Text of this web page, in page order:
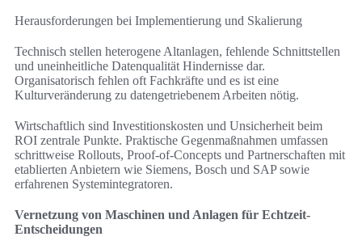
Herausforderungen bei Implementierung und Skalierung
Technisch stellen heterogene Altanlagen, fehlende Schnittstellen
und uneinheitliche Datenqualität Hindernisse dar.
Organisatorisch fehlen oft Fachkräfte und es ist eine
Kulturveränderung zu datengetriebenem Arbeiten nötig.
Wirtschaftlich sind Investitionskosten und Unsicherheit beim
ROI zentrale Punkte. Praktische Gegenmaßnahmen umfassen
schrittweise Rollouts, Proof-of-Concepts und Partnerschaften mit
etablierten Anbietern wie Siemens, Bosch und SAP sowie
erfahrenen Systemintegratoren.
Vernetzung von Maschinen und Anlagen für Echtzeit-
Entscheidungen